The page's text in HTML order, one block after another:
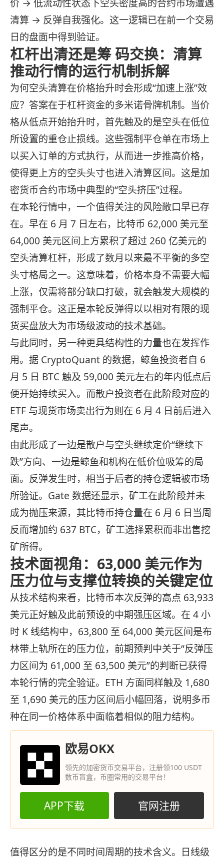
价 → 低流动性状态下空头密度高的合约市场遭遇
清算 → 反弹自我强化。这一逻辑已在前一个交易
日的盘面中得到验证。
杠杆出清还是筹 码交换：清算
推动行情的运行机制拆解
为何空头清算在价格抬升时会形成“加速上涨”效
应？答案在于杠杆资金的多米诺骨牌机制。当价
格从低点开始抬升时，首先触及的是空头在低位
所设置的重仓止损线。这些强制平仓单在市场上
以买入订单的方式执行，从而进一步推高价格，
使得更上方的空头头寸也进入清算区间。这是加
密货币合约市场中典型的“空头挤压”过程。
在本轮行情中，一个值得关注的风险敞口早已存
在。早在 6 月 7 日左右，比特币 62,000 美元至
64,000 美元区间上方累积了超过 260 亿美元的
空头清算杠杆，形成了数月以来最不平衡的多空
头寸格局之一。这意味着，价格本身不需要大幅
上涨，仅需将部分缺口打破，就会触发大规模的
强制平仓。这正是本轮反弹得以以相对有限的现
货买盘放大为市场级波动的技术基础。
与此同时，另一种更具结构性的力量也在发挥作
用。据 CryptoQuant 的数据，鲸鱼投资者自 6
月 5 日 BTC 触及 59,000 美元左右的年内低点后
便开始持续买入。而散户投资者在此阶段对应的
ETF 与现货市场卖出行为则在 6 月 4 日前后进入
尾声。
由此形成了一边是散户与空头继续定价“继续下
跌”方向、一边是鲸鱼和机构在低价位吸筹的局
面。反弹发生时，相当于后者的持仓逻辑被市场
所验证。Gate 数据还显示，矿工在此阶段并未
成为抛压来源，其比特币持仓量在 6 月 6 日当周
反而增加约 637 BTC，矿工选择累积而非出售挖
矿所得。
技术面视角：63,000 美元作为
压力位与支撑位转换的关键定位
从技术结构来看，比特币本次反弹的高点 63,933
美元正好触及此前预设的中期强压区域。在 4 小
时 K 线结构中，63,800 至 64,000 美元区间是布
林带上轨所在的压力位，前期预判中关于“反弹压
力区间为 61,000 至 63,500 美元”的判断已获得
本轮行情的完全验证。ETH 方面同样触及 1,680
至 1,690 美元的压力区间后小幅回落，说明多币
种在同一价格体系中面临着相似的阻力结构。
欧易OKX
领先的加密货币交易平台，注册领100 USDT
数币盲盒，币圈常用的交易平台！
APP下载 官网注册
值得区分的是不同时间周期的技术含义。日线级